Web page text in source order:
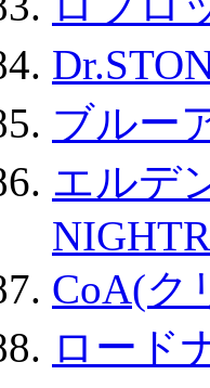
ブルー
エルデ
CoA(ク
ロード